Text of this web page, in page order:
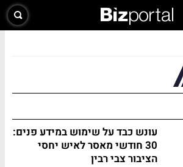
עונש כבד על שימוש במידע פנים:
30 חודשי מאסר לאיש יחסי
הציבור צבי רבין